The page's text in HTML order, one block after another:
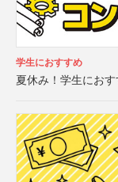
学生におすすめ
夏休み！学生にお